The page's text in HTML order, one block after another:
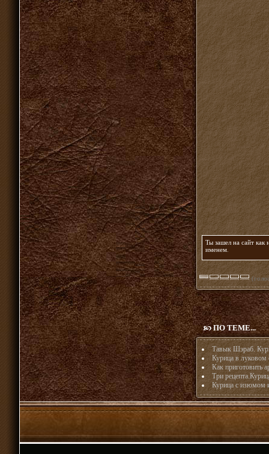
Ты зашел на сайт как
именем
ПО ТЕМЕ...
Тавык Шэраб.
Курица в луковом
Как приготовить
Три
Курица с изюмом